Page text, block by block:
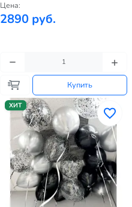
Цена:
2890 руб.
Купить
ХИТ